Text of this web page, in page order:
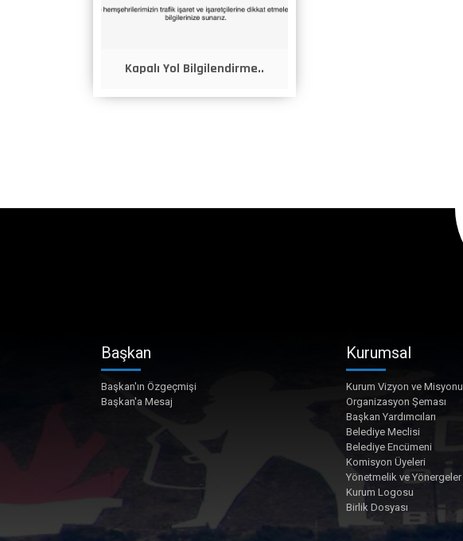
Kapalı Yol Bilgilendirme..
Başkan
Başkan'ın Özgeçmişi
Başkan'a Mesaj
Kurumsal
Kurum Vizyon ve Misyonu
Organizasyon Şeması
Başkan Yardımcıları
Belediye Meclisi
Belediye Encümeni
Komisyon Üyeleri
Yönetmelik ve Yönergeler
Kurum Logosu
Birlik Dosyası